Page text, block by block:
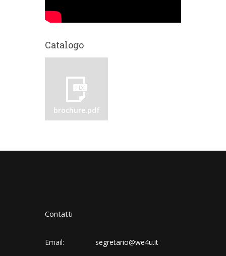
Catalogo
brochure.pdf
Contatti
Email: segretario@we4u.it